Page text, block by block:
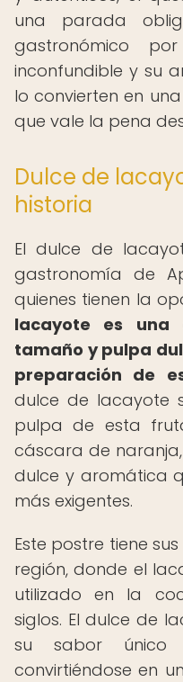
una parada
gastronómico
inconfundible y su
lo convierten en
que vale la pena
Dulce de
historia
El dulce de
gastronomía de
quienes tienen la
lacayote es una
tamaño y pulpa
preparación de
dulce de lacayote
pulpa de esta
cáscara de
dulce y aromática
más exigentes.
Este postre tiene
región, donde el
utilizado en la
siglos. El dulce de
su sabor único
convirtiéndose en